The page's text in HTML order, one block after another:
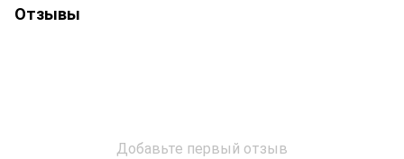
Отзывы
Добавьте первый отзыв